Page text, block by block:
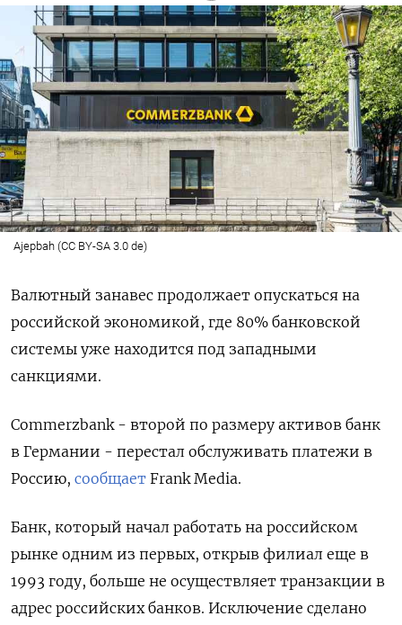
Ajepbah (CC BY-SA 3.0 de)
Валютный занавес продолжает опускаться на
российской экономикой, где 80% банковской
системы уже находится под западными
санкциями.
Commerzbank - второй по размеру активов банк
в Германии - перестал обслуживать платежи в
Россию, сообщает Frank Media.
Банк, который начал работать на российском
рынке одним из первых, открыв филиал еще в
1993 году, больше не осуществляет транзакции в
адрес российских банков. Исключение сделано